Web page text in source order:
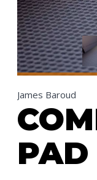
James Baroud
PAD